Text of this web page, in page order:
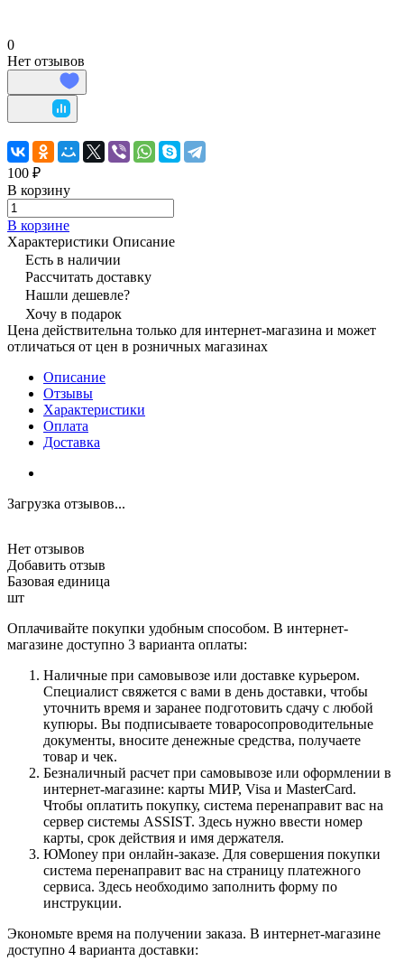
0
Нет отзывов
100 ₽
В корзину
В корзине
Характеристики Описание
Есть в наличии
Рассчитать доставку
Нашли дешевле?
Хочу в подарок
Цена действительна только для интернет-магазина и может
отличаться от цен в розничных магазинах
Описание
Отзывы
Характеристики
Оплата
Доставка
Загрузка отзывов...
Нет отзывов
Добавить отзыв
Базовая единица
шт
Оплачивайте покупки удобным способом. В интернет-
магазине доступно 3 варианта оплаты:
Наличные при самовывозе или доставке курьером.
Специалист свяжется с вами в день доставки, чтобы
уточнить время и заранее подготовить сдачу с любой
купюры. Вы подписываете товаросопроводительные
документы, вносите денежные средства, получаете
товар и чек.
Безналичный расчет при самовывозе или оформлении в
интернет-магазине: карты МИР, Visa и MasterCard.
Чтобы оплатить покупку, система перенаправит вас на
сервер системы ASSIST. Здесь нужно ввести номер
карты, срок действия и имя держателя.
ЮMoney при онлайн-заказе. Для совершения покупки
система перенаправит вас на страницу платежного
сервиса. Здесь необходимо заполнить форму по
инструкции.
Экономьте время на получении заказа. В интернет-магазине
доступно 4 варианта доставки: